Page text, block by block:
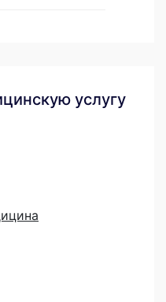
услугу